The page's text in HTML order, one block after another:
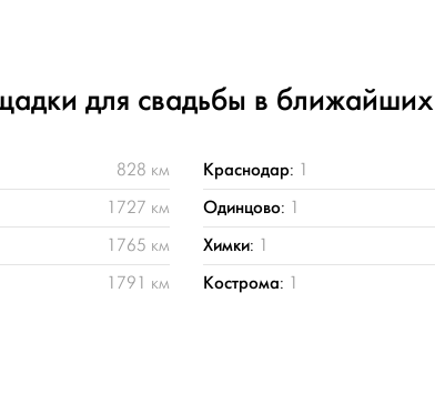
для свадьбы в
828 км Краснодар: 1
1727 км Одинцово: 1
1765 км Химки: 1
1791 км Кострома: 1